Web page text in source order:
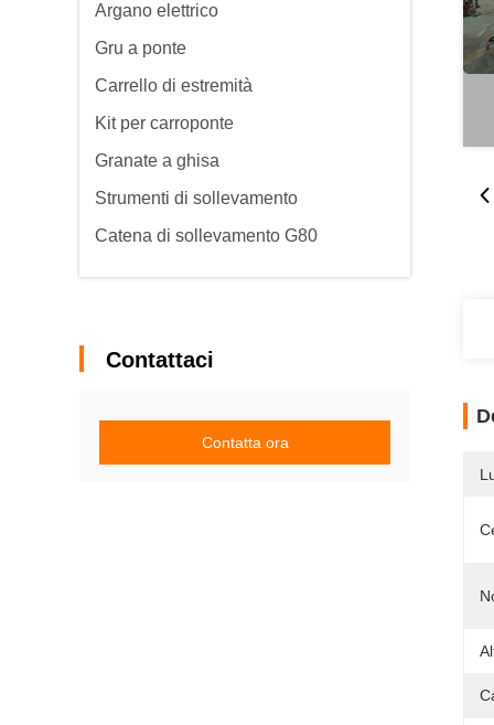
Argano elettrico
Gru a ponte
Carrello di estremità
Kit per carroponte
Granate a ghisa
Strumenti di sollevamento
Catena di sollevamento G80
Contattaci
Contatta ora